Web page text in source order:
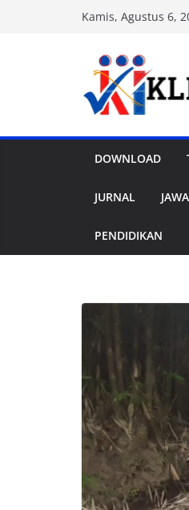
Kamis, Agustus 6,
DOWNLOAD
JURNAL
PENDIDIKAN